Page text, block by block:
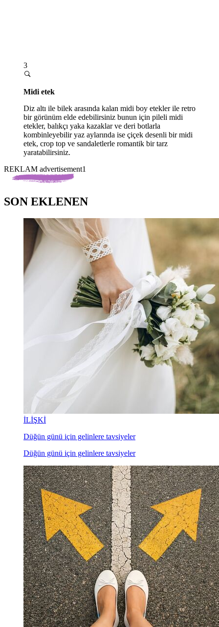
3
Midi etek
Diz altı ile bilek arasında kalan midi boy etekler ile retro
bir görünüm elde edebilirsiniz bunun için pileli midi
etekler, balıkçı yaka kazaklar ve deri botlarla
kombinleyebilir yaz aylarında ise çiçek desenli bir midi
etek, crop top ve sandaletlerle romantik bir tarz
yaratabilirsiniz.
REKLAM advertisement1
SON EKLENEN
İLİŞKİ
Düğün günü için gelinlere tavsiyeler
Düğün günü için gelinlere tavsiyeler